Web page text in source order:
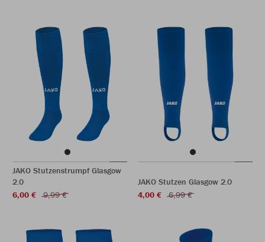
JAKO Stutzenstrumpf Glasgow
2.0
6,00 €
9,99 €
JAKO Stutzen Glasgow 2.0
4,00 €
6,99 €